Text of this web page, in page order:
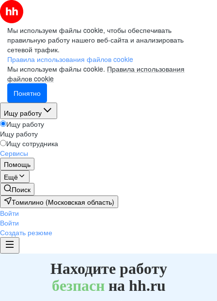
Мы используем файлы cookie, чтобы обеспечивать
правильную работу нашего веб-сайта и анализировать
сетевой трафик.
Правила использования файлов cookie
Мы используем файлы cookie. Правила использования
файлов cookie
Понятно
Ищу работу
Ищу работу
Ищу работу
Ищу сотрудника
Сервисы
Помощь
Ещё
Поиск
Томилино (Московская область)
Войти
Войти
Создать резюме
Находите работу
безпаснна hh.ru